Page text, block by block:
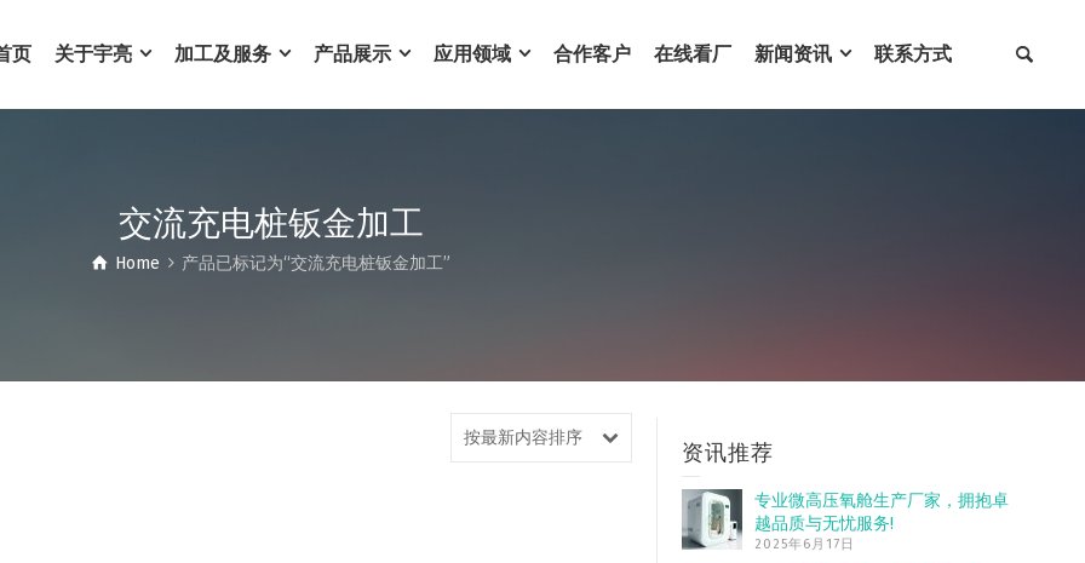
页 关于宇亮 加工及服务 产品展示 应用领域 合作客户 在线看厂 新闻资讯 联系方式
交流充电桩钣金加工
Home 产品已标记为“交流充电桩钣金加工”
按最新内容排序
资讯推荐
专业微高压氧舱生产厂家，拥抱卓
越品质与无忧服务!
2025年6月17日